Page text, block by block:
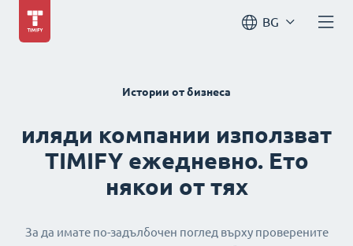
BG
Истории от бизнеса
иляди компании използват
TIMIFY ежедневно. Ето
някои от тях
За да имате по-задълбочен поглед върху проверените